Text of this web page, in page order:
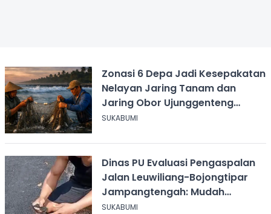
Zonasi 6 Depa Jadi Kesepakatan
Nelayan Jaring Tanam dan
Jaring Obor Ujunggenteng
Sukabumi
SUKABUMI
Dinas PU Evaluasi Pengaspalan
Jalan Leuwiliang-Bojongtipar
Jampangtengah: Mudah
Mengelupas
SUKABUMI